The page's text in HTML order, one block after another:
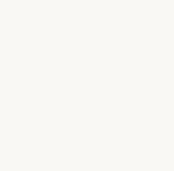
Method
Method